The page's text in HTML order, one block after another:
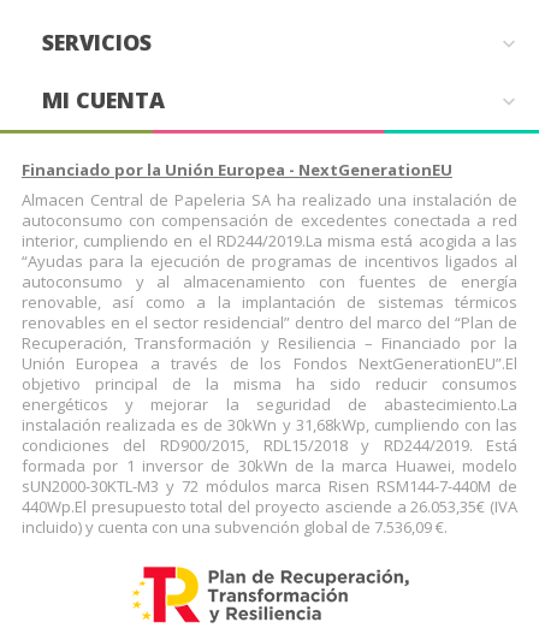
SERVICIOS 
MI CUENTA 
Financiado por la Unión Europea - NextGenerationEU
Almacen Central de Papeleria SA ha realizado una instalación de
autoconsumo con compensación de excedentes conectada a red
interior, cumpliendo en el RD244/2019.La misma está acogida a las
“Ayudas para la ejecución de programas de incentivos ligados al
autoconsumo y al almacenamiento con fuentes de energía
renovable, así como a la implantación de sistemas térmicos
renovables en el sector residencial” dentro del marco del “Plan de
Recuperación, Transformación y Resiliencia – Financiado por la
Unión Europea a través de los Fondos NextGenerationEU”.El
objetivo principal de la misma ha sido reducir consumos
energéticos y mejorar la seguridad de abastecimiento.La
instalación realizada es de 30kWn y 31,68kWp, cumpliendo con las
condiciones del RD900/2015, RDL15/2018 y RD244/2019. Está
formada por 1 inversor de 30kWn de la marca Huawei, modelo
sUN2000-30KTL-M3 y 72 módulos marca Risen RSM144-7-440M de
440Wp.El presupuesto total del proyecto asciende a 26.053,35€ (IVA
incluido) y cuenta con una subvención global de 7.536,09 €.